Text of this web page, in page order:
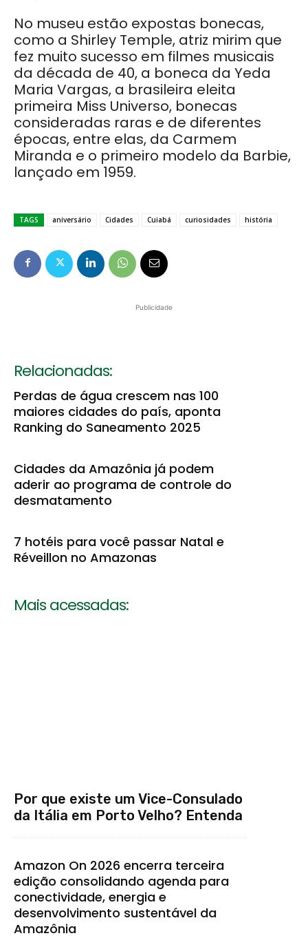
No museu estão expostas bonecas,
como a Shirley Temple, atriz mirim que
fez muito sucesso em filmes musicais
da década de 40, a boneca da Yeda
Maria Vargas, a brasileira eleita
primeira Miss Universo, bonecas
consideradas raras e de diferentes
épocas, entre elas, da Carmem
Miranda e o primeiro modelo da Barbie,
lançado em 1959.
TAGS aniversário Cidades Cuiabá curiosidades história
Publicidade
Relacionadas:
Perdas de água crescem nas 100
maiores cidades do país, aponta
Ranking do Saneamento 2025
Cidades da Amazônia já podem
aderir ao programa de controle do
desmatamento
7 hotéis para você passar Natal e
Réveillon no Amazonas
Mais acessadas:
Por que existe um Vice-Consulado
da Itália em Porto Velho? Entenda
Amazon On 2026 encerra terceira
edição consolidando agenda para
conectividade, energia e
desenvolvimento sustentável da
Amazônia